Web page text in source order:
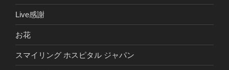
Live感謝
お花
スマイリング ホスピタル ジャパン